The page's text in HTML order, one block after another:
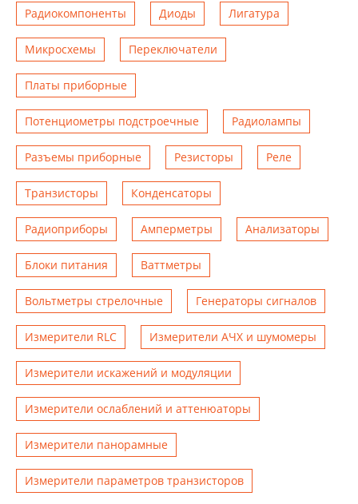
Радиокомпоненты Диоды Лигатура
Микросхемы Переключатели
Платы приборные
Потенциометры подстроечные Радиолампы
Разъемы приборные Резисторы Реле
Транзисторы Конденсаторы
Радиоприборы Амперметры Анализаторы
Блоки питания Ваттметры
Вольтметры стрелочные Генераторы сигналов
Измерители RLC Измерители АЧХ и шумомеры
Измерители искажений и модуляции
Измерители ослаблений и аттенюаторы
Измерители панорамные
Измерители параметров транзисторов